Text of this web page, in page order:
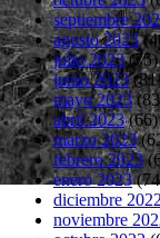
septiembre
agosto 2023
julio 2023(75)
junio 2023
mayo 2023
abril 2023(66)
marzo 2023
febrero 2023
enero 2023
diciembre 2022
noviembre